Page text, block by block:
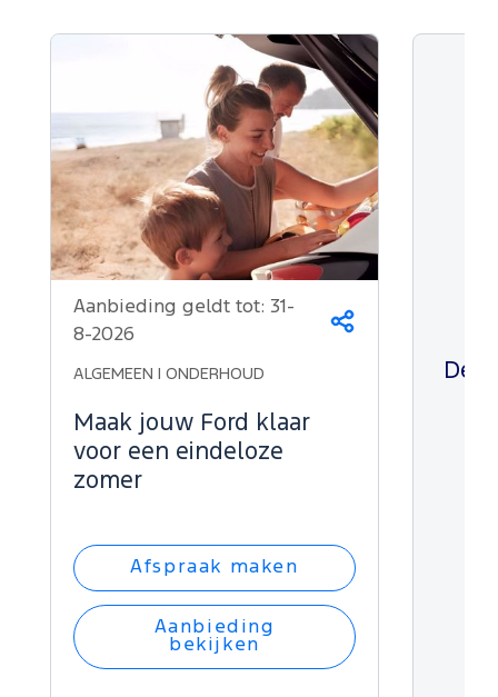
Delen
Aanbieding geldt tot: 31-
8-2026
ALGEMEEN | ONDERHOUD
Maak jouw Ford klaar
voor een eindeloze
zomer
Afspraak maken
Aanbieding
bekijken
De